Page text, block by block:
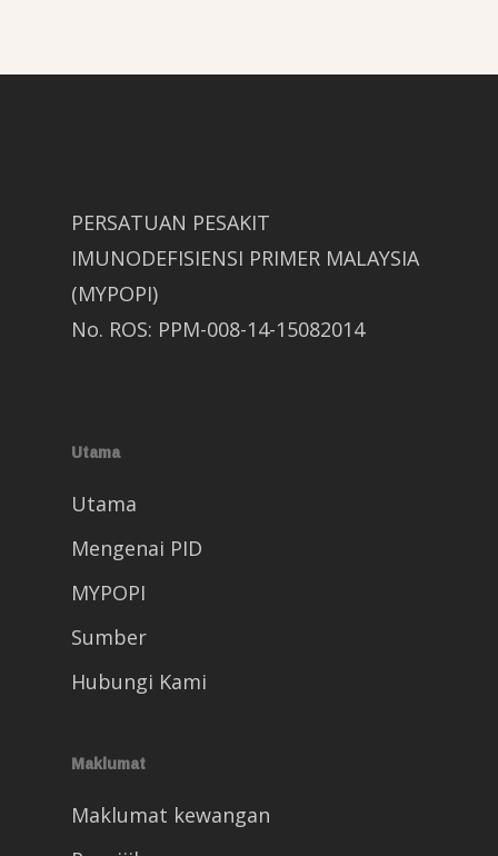
PERSATUAN PESAKIT
IMUNODEFISIENSI PRIMER MALAYSIA
(MYPOPI)
No. ROS: PPM-008-14-15082014
Utama
Utama
Mengenai PID
MYPOPI
Sumber
Hubungi Kami
Maklumat
Maklumat kewangan